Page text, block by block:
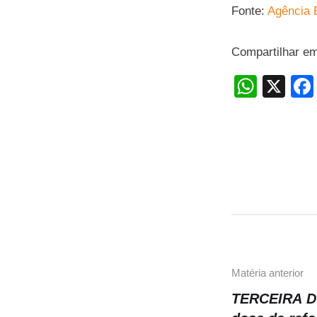
Fonte:Agência
Compartilhar
W
p
X
Matéria anterior
TERCEIRA